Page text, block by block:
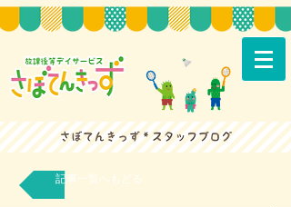
記事一覧へもどる